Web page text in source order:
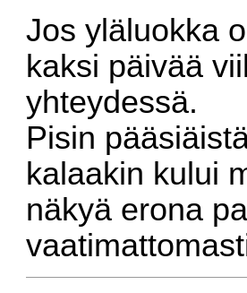
Jos yläluokka
kaksi päivää
yhteydessä.
Pisin
kalaakin kului
näkyä erona